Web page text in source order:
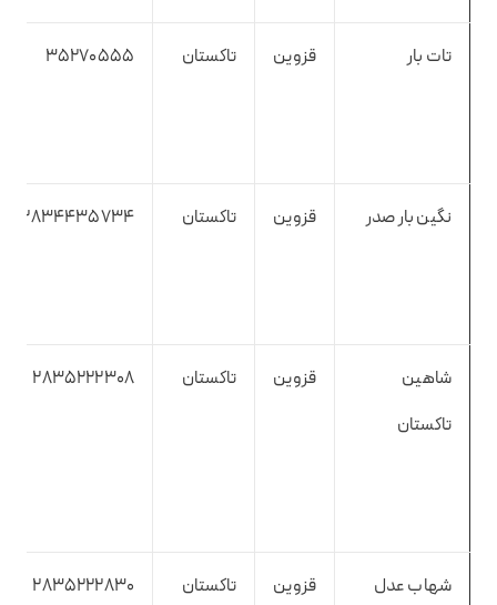
تات بار قزوین تاکستان 35270555
نگین بار صدر قزوین تاکستان 2834435734
شاهین
تاکستان
قزوین تاکستان 2835222308
شهاب عدل قزوین تاکستان 2835222830